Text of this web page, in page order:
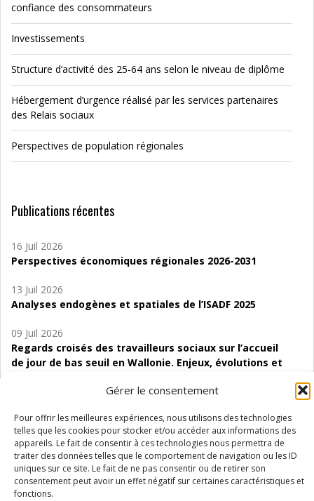
Gérer le consentement
Pour offrir les meilleures expériences, nous utilisons des technologies
telles que les cookies pour stocker et/ou accéder aux informations des
appareils. Le fait de consentir à ces technologies nous permettra de
traiter des données telles que le comportement de navigation ou les ID
uniques sur ce site. Le fait de ne pas consentir ou de retirer son
consentement peut avoir un effet négatif sur certaines caractéristiques et
fonctions.
confiance des consommateurs
Investissements
Structure d’activité des 25-64 ans selon le niveau de diplôme
Hébergement d’urgence réalisé par les services partenaires
des Relais sociaux
Perspectives de population régionales
Publications récentes
16 Juil 2026
Perspectives économiques régionales 2026-2031
13 Juil 2026
Analyses endogènes et spatiales de l’ISADF 2025
09 Juil 2026
Regards croisés des travailleurs sociaux sur l’accueil
de jour de bas seuil en Wallonie. Enjeux, évolutions et
Étude d’évaluabilité des Structures
d’accompagnement à l’autocréation d’emploi (SAACE)
01 Juil 2026
Pénurie du personnel infirmier :quels indicateurs
d’offre de soins pour comprendre la situation en